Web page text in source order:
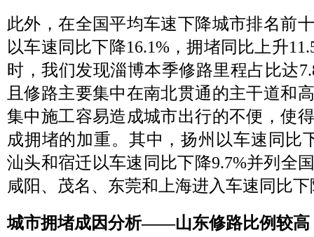
此外，在全国平均车速下降城市排名前
以车速同比下降16.1%，拥堵同比上升
时，我们发现淄博本季修路里程占比达
且修路主要集中在南北贯通的主干道和
集中施工容易造成城市出行的不便，使
成拥堵的加重。其中，扬州以车速同比
汕头和宿迁以车速同比下降9.7%并列全
咸阳、茂名、东莞和上海进入车速同比
城市拥堵成因分析——山东修路比例较高